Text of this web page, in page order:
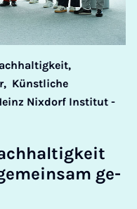
Künstliche
Nixdorf Institut -
ge­